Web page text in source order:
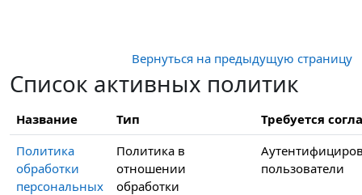
Вернуться на предыдущую страницу
Список активных политик
Название Тип
Требуется
Политика
обработки
персональных
Политика в
отношении
обработки
пользователи